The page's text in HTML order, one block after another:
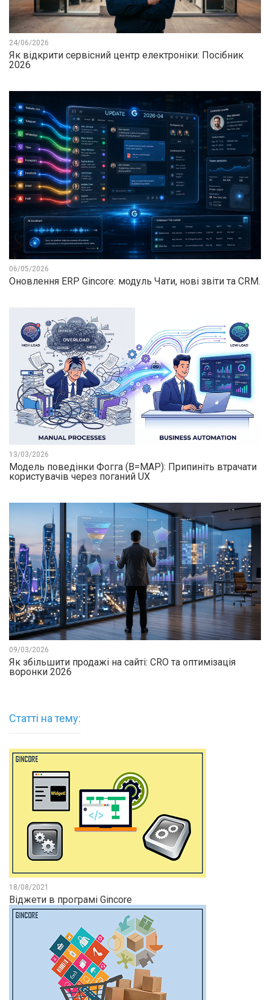
24/06/2026
Як відкрити сервісний центр електроніки: Посібник
2026
06/05/2026
Оновлення ERP Gincore: модуль Чати, нові звіти та CRM.
13/03/2026
Модель поведінки Фогга (B=MAP): Припиніть втрачати
користувачів через поганий UX
09/03/2026
Як збільшити продажі на сайті: CRO та оптимізація
воронки 2026
Статті на тему:
18/08/2021
Віджети в програмі Gincore